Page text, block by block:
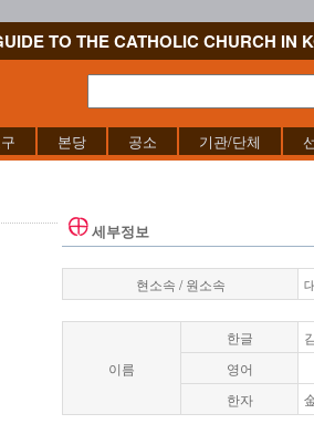
TO THE CATHOLIC CHURCH IN
본당 공소 기관/단체
세부정보
현소속 / 원소속
이름
한글
영어
한자